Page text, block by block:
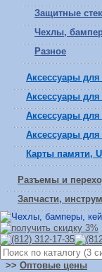
Защитные
Чехлы,
Разное
Аксессуары
Аксессуары
Аксессуары
Аксессуары
Карты памяти,
Разъемы и
Запчасти,
>> Оптовые цены